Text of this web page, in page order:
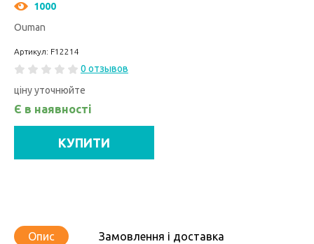
1000
Ouman
Артикул: F12214
0 отзывов
ціну уточнюйте
Є в наявності
КУПИТИ
Опис
Замовлення і доставка